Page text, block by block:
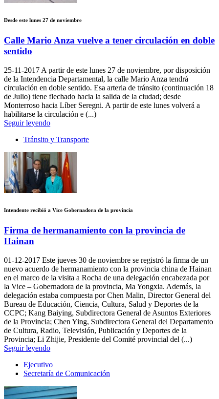
Desde este lunes 27 de noviembre
Calle Mario Anza vuelve a tener circulación en doble
sentido
25-11-2017 A partir de este lunes 27 de noviembre, por disposición
de la Intendencia Departamental, la calle Mario Anza tendrá
circulación en doble sentido. Esa arteria de tránsito (continuación 18
de Julio) tiene flechado hacia la salida de la ciudad; desde
Monterroso hacia Líber Seregni. A partir de este lunes volverá a
habilitarse la circulación e (...)
Seguir leyendo
Tránsito y Transporte
Intendente recibió a Vice Gobernadora de la provincia
Firma de hermanamiento con la provincia de
Hainan
01-12-2017 Este jueves 30 de noviembre se registró la firma de un
nuevo acuerdo de hermanamiento con la provincia china de Hainan
en el marco de la visita a Rocha de una delegación encabezada por
la Vice – Gobernadora de la provincia, Ma Yongxia. Además, la
delegación estaba compuesta por Chen Malin, Director General del
Bureau de Educación, Ciencia, Cultura, Salud y Deportes de la
CCPC; Kang Baiying, Subdirectora General de Asuntos Exteriores
de la Provincia; Chen Ying, Subdirectora General del Departamento
de Cultura, Radio, Televisión, Publicación y Deportes de la
Provincia; Li Zhijie, Presidente del Comité provincial del (...)
Seguir leyendo
Ejecutivo
Secretaría de Comunicación